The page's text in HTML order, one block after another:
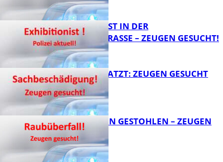
EXHIBITIONIST IN DER
VELMANNSTRASSE – ZEUGEN GESUCHT!
AUTO ZERKRATZT: ZEUGEN GESUCHT
TEURE KETTEN GESTOHLEN – ZEUGEN
GESUCHT!